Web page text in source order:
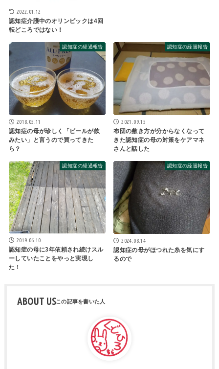
2022.01.12
認知症介護中のオリンピックは4回
転どころではない！
認知症の経過報告
2018.05.11
認知症の母が珍しく「ビールが飲
みたい」と言うので買ってきた
ら？
認知症の経過報告
2021.09.15
布団の敷き方が分からなくなって
きた認知症の母の対策をケアマネ
さんと話した
認知症の経過報告
2019.06.10
認知症の母に3年依頼され続けスル
ーしていたことをやっと実現し
た！
認知症の経過報告
2024.08.14
認知症の母がほつれた糸を気にす
るので
ABOUT US